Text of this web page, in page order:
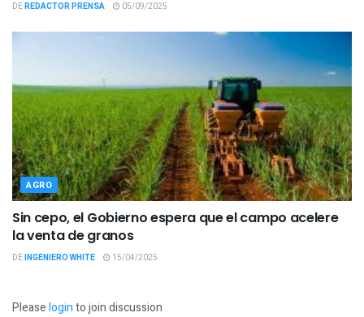
DEREDACTOR PRENSA 05/09/2025
AGRO
Sin cepo, el Gobierno espera que el campo acelere
la venta de granos
DEINGENIERO WHITE 15/04/2025
Pleaseloginto join discussion